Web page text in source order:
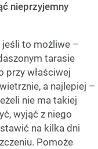
nieprzyjemny
jeśli to możliwe –
tarasie
przy właściwej
a najlepiej –
nie ma takiej
wyjąć z niego
na kilka dni
Pomoże